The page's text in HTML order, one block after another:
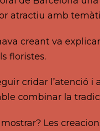
atractiu amb
creant va
floristes.
cridar l’atenció
combinar la
Les